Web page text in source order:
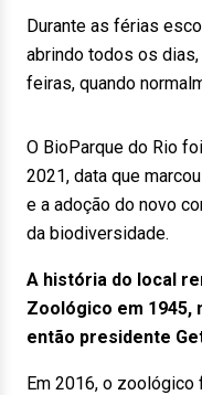
Durante as férias
abrindo todos os
feiras, quando
O BioParque do Rio
2021, data que
e a adoção do novo
da biodiversidade.
A história do local
Zoológico em 1945,
então presidente
Em 2016, o